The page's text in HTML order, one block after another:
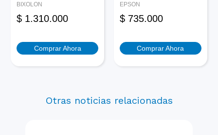
BIXOLON
$ 1.310.000
Comprar Ahora
EPSON
$ 735.000
Comprar Ahora
Otras noticias relacionadas